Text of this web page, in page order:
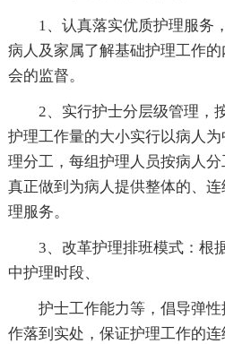
1、认真落实优质护理服务
病人及家属了解基础护理工作
会的监督。
2、实行护士分层级管理，按
护理工作量的大小实行以病人
理分工，每组护理人员按病人
真正做到为病人提供整体的、
理服务。
3、改革护理排班模式：根
中护理时段、
护士工作能力等，倡导弹性
作落到实处，保证护理工作的连